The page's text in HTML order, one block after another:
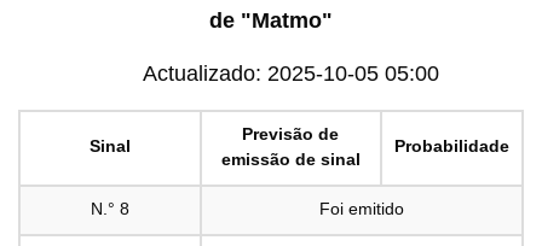
de "Matmo"
Actualizado: 2025-10-05 05:00
Sinal
Previsão de
emissão de sinal
Probabilidade
N.° 8 Foi emitido